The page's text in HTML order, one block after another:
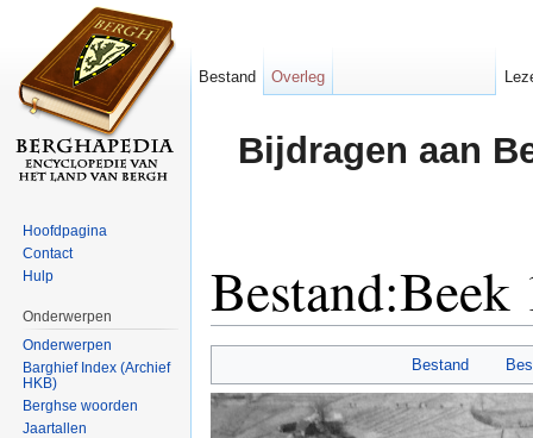
Bijdragen aan
Bestand:Beek
Bestand
Bestand Overleg
Hoofdpagina
Contact
Hulp
Onderwerpen
Onderwerpen
Barghief Index (Archief
HKB)
Berghse woorden
Jaartallen